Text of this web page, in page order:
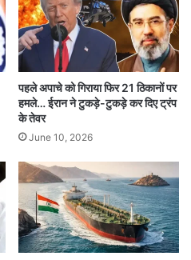
पहले अपाचे को गिराया फिर 21 ठिकानों पर
हमले… ईरान ने टुकड़े-टुकड़े कर दिए ट्रंप
के तेवर
June 10, 2026